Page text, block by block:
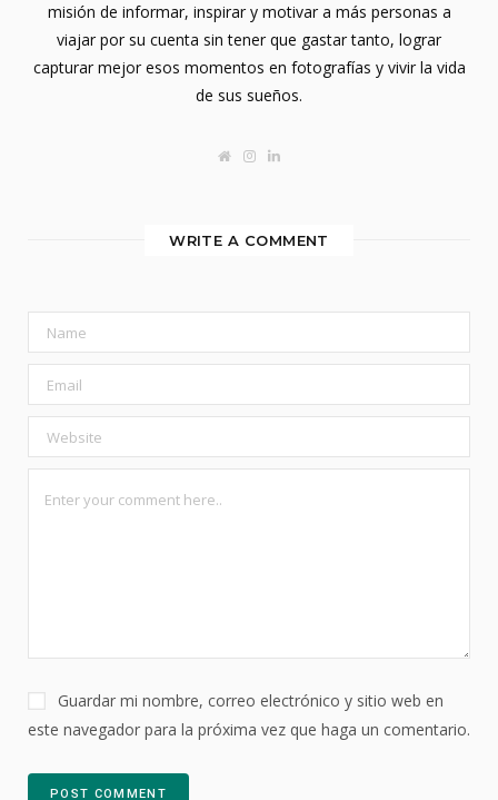
misión de informar, inspirar y motivar a más personas a
viajar por su cuenta sin tener que gastar tanto, lograr
capturar mejor esos momentos en fotografías y vivir la vida
de sus sueños.
W
e
I
r
L
I
WRITE A COMMENT
Guardar mi nombre, correo electrónico y sitio web en
este navegador para la próxima vez que haga un comentario.